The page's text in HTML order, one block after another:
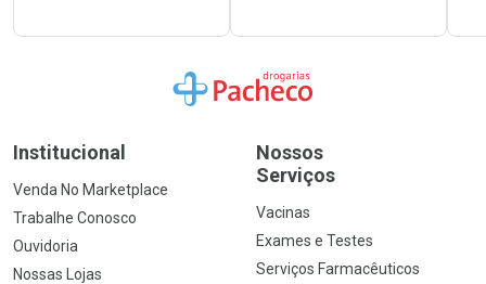
Ir para a Home
Institucional
Venda No Marketplace
Trabalhe Conosco
Ouvidoria
Nossas Lojas
Nossos
Serviços
Vacinas
Exames e Testes
Serviços Farmacêuticos